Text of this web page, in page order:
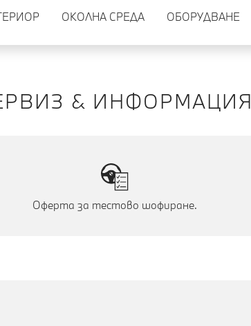
ОКОЛНА СРЕДА ОБОРУДВАНЕ
& ИНФОРМАЦИЯ
Оферта за тестово шофиране.